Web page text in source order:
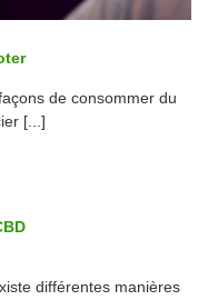
de consommer du
[...]
différentes manières